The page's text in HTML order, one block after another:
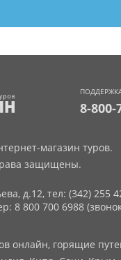
8-800-
магазин туров.
защищены.
д.12, тел: (342) 255
8 800 700 6988
онлайн, горящие